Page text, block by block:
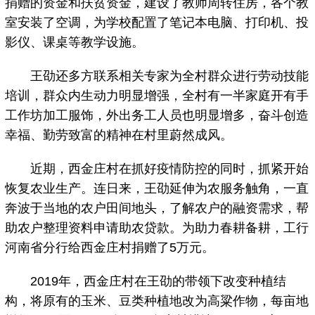
捐赠的资金和扶贫资金，建设了教师周转住房，各个教
室安装了空调，为学校配置了笔记本电脑、打印机、投
影仪、课桌等教学设施。
王劭还多方联系相关专家为全村群众进行劳动技能
培训，群众内生动力明显增强，全村有一半家庭开有手
工作坊加工服饰，外出务工人员也明显增多，奋斗创造
幸福、勤劳致富的精神在村里蔚然成风。
近期，西金庄村在抓好疫情防控的同时，抓紧开始
恢复农业生产。连日来，王劭延伸为农服务触角，一直
奔波于当地的农户田间地头，了解农户的融资需求，帮
助农户整理资料申请助农贷款。为助力春耕备耕，工行
河南省分行给西金庄村捐赠了5万元。
2019年，西金庄村在王劭的带领下改变种植结
构，将原有的玉米、豆类种植地改为高粱作物，每亩地